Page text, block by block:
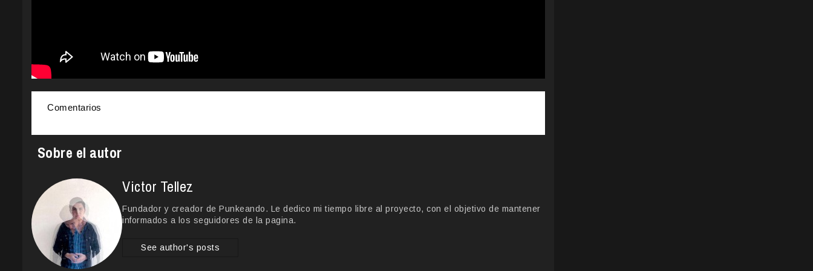
Comentarios
Sobre el autor
Victor Tellez
Fundador y creador de Punkeando. Le dedico mi tiempo libre al proyecto, con el objetivo de mantener
informados a los seguidores de la pagina.
See author's posts